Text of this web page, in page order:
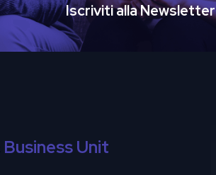
Iscriviti alla Newsletter
Business Unit